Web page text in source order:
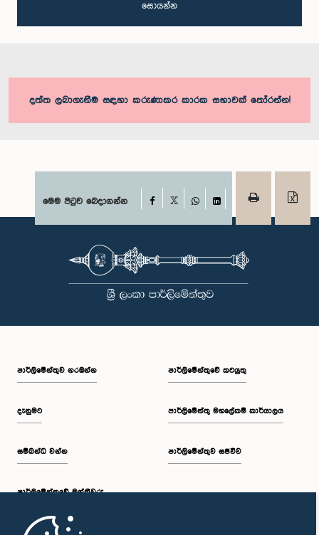
සොයන්න
දත්ත ලබාගැනීම සඳහා කරුණාකර කාරක සභාවක් තෝරන්න!
මෙම පිටුව බෙදාගන්න Facebook
WhatsAppLinkedIn
පාර්ලි‌මේන්තුව නරඹන්න
දැනුමට
සම්බන්ධ වන්න
පාර්ලි‌මේන්තුවේ මන්ත්‍රීවරු
මුල් පිටුව
පාර්ලිමේන්තුවේ කටයුතු
පාර්ලිමේන්තු මහලේකම් කාර්යාලය
පාර්ලිමේන්තුව සජීවීව